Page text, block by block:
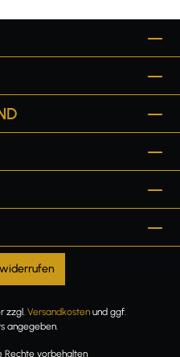
zzgl. Versandkosten und ggf.
angegeben.
Rechte vorbehalten